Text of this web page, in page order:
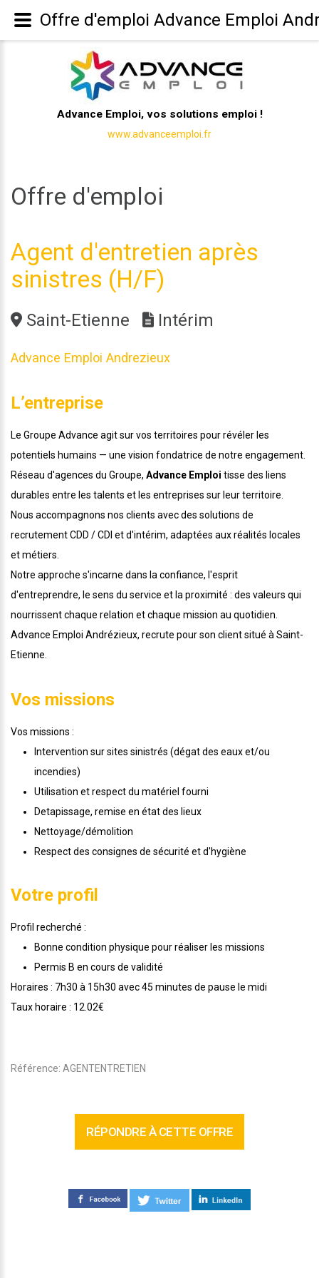
Advance Emploi, vos solutions emploi !
www.advanceemploi.fr
Offre d'emploi
Agent d'entretien après
sinistres (H/F)
Saint-Etienne Intérim
Advance Emploi Andrezieux
L’entreprise
Le Groupe Advance agit sur vos territoires pour révéler les
potentiels humains — une vision fondatrice de notre engagement.
Réseau d'agences du Groupe, Advance Emploi tisse des liens
durables entre les talents et les entreprises sur leur territoire.
Nous accompagnons nos clients avec des solutions de
recrutement CDD / CDI et d'intérim, adaptées aux réalités locales
et métiers.
Notre approche s'incarne dans la confiance, l'esprit
d'entreprendre, le sens du service et la proximité : des valeurs qui
nourrissent chaque relation et chaque mission au quotidien.
Advance Emploi Andrézieux, recrute pour son client situé à Saint-
Etienne.
Vos missions
Vos missions :
Intervention sur sites sinistrés (dégat des eaux et/ou
incendies)
Utilisation et respect du matériel fourni
Detapissage, remise en état des lieux
Nettoyage/démolition
Respect des consignes de sécurité et d'hygiène
Votre profil
Profil recherché :
Bonne condition physique pour réaliser les missions
Permis B en cours de validité
Horaires : 7h30 à 15h30 avec 45 minutes de pause le midi
Taux horaire : 12.02€
Référence: AGENTENTRETIEN
RÉPONDRE À CETTE OFFRE
Offre d'emploi Advance Emploi